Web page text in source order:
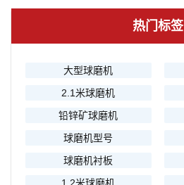
热门标签
大型球磨机
2.1米球磨机
铅锌矿球磨机
球磨机型号
球磨机衬板